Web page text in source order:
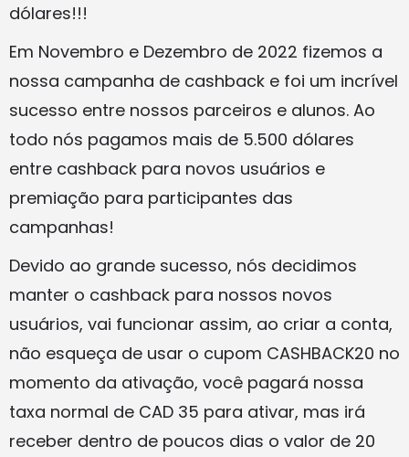
dólares!!!
Em Novembro e Dezembro de 2022 fizemos a
nossa campanha de cashback e foi um incrível
sucesso entre nossos parceiros e alunos. Ao
todo nós pagamos mais de 5.500 dólares
entre cashback para novos usuários e
premiação para participantes das
campanhas!
Devido ao grande sucesso, nós decidimos
manter o cashback para nossos novos
usuários, vai funcionar assim, ao criar a conta,
não esqueça de usar o cupom CASHBACK20 no
momento da ativação, você pagará nossa
taxa normal de CAD 35 para ativar, mas irá
receber dentro de poucos dias o valor de 20